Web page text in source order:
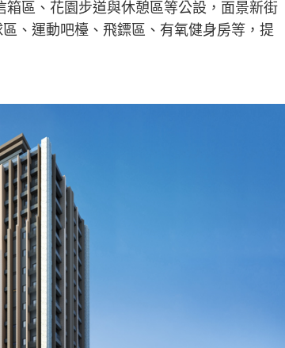
區、花園步道與休憩區等公設，面景新街
、運動吧檯、飛鏢區、有氧健身房等，提